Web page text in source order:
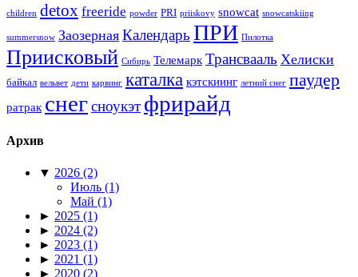
children detox freeride powder PRI priiskovy snowcat snowcatskiing
summersnow Заозерная Календарь ПРИ Пилотка
Приисковый Сибирь Телемарк Трансвааль Хелиски
байкал вельвет дети карвинг каталка кэтскиинг летний снег паудер
ратрак снегсноукэт фрирайд
Архив
▼ 2026 (2)
Июль (1)
Май (1)
► 2025 (1)
► 2024 (2)
► 2023 (1)
► 2021 (1)
► 2020 (2)